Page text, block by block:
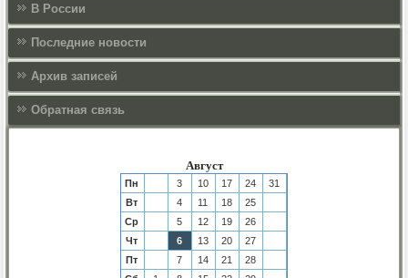
В России
Последние новости
Архив записей
Обратная связь
Август
Пн 3 10 17 24
31
Вт
4 11 18
25
Ср
5 12 19
26
Чт
6 13 20
27
Пт
7 14 21
28